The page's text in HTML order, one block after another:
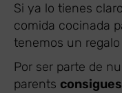
Si ya lo tienes
comida cocinada
tenemos un regalo
Por ser parte de
parents